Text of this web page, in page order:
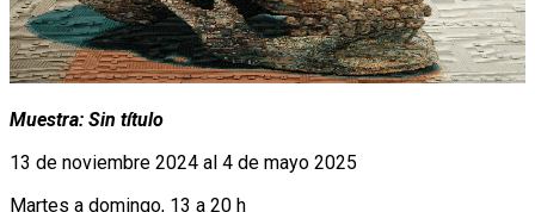
Muestra: Sin título
13 de noviembre 2024 al 4 de mayo 2025
Martes a domingo, 13 a 20 h